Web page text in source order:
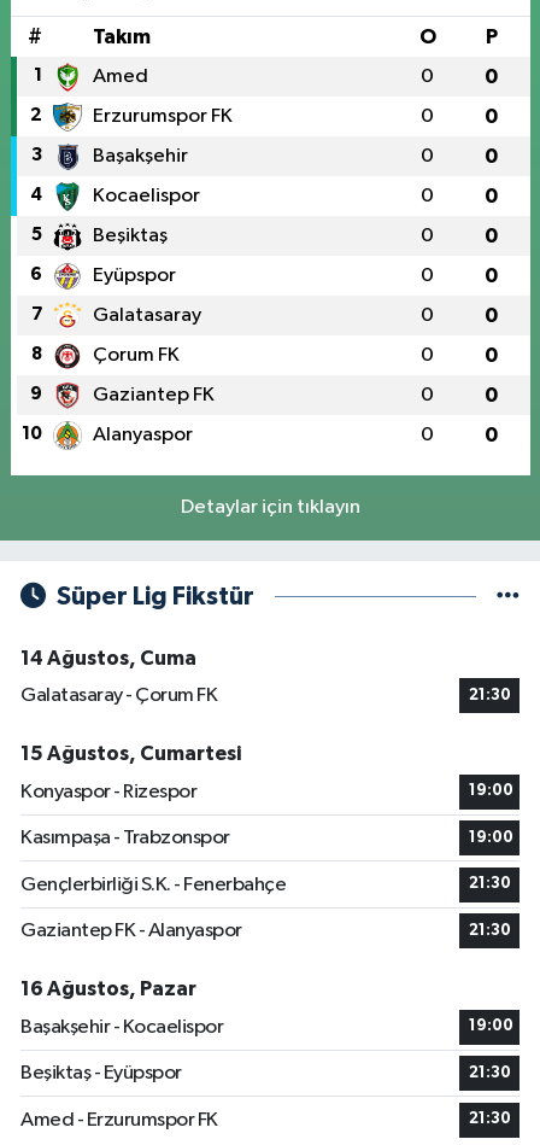
# Takım O P
1 Amed 0 0
2 Erzurumspor FK 0 0
3 Başakşehir 0 0
4 Kocaelispor 0 0
5 Beşiktaş 0 0
6 Eyüpspor 0 0
7 Galatasaray 0 0
8 Çorum FK 0 0
9 Gaziantep FK 0 0
10 Alanyaspor 0 0
Detaylar için tıklayın
Süper Lig Fikstür
14 Ağustos, Cuma
Galatasaray - Çorum FK
21:30
15 Ağustos, Cumartesi
Konyaspor - Rizespor
19:00
Kasımpaşa - Trabzonspor 19:00
Gençlerbirliği S.K. - Fenerbahçe 21:30
Gaziantep FK - Alanyaspor 21:30
16 Ağustos, Pazar
Başakşehir - Kocaelispor
19:00
Beşiktaş - Eyüpspor 21:30
Amed - Erzurumspor FK 21:30